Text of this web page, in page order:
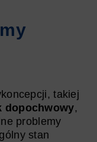
takiej
dopochwowy,
problemy
stan